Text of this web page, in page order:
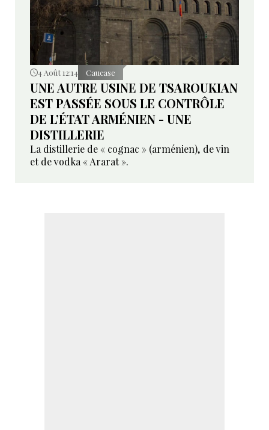
4 Août 12:14 Caucase
UNE AUTRE USINE DE TSAROUKIAN
EST PASSÉE SOUS LE CONTRÔLE
DE L’ÉTAT ARMÉNIEN - UNE
DISTILLERIE
La distillerie de « cognac » (arménien), de vin
et de vodka « Ararat ».